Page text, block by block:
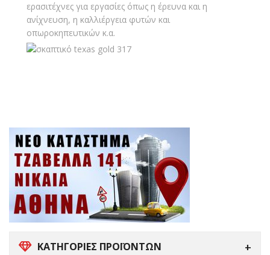
ΚΑΤΗΓΟΡΙΕΣ ΠΡΟΪΟΝΤΩΝ
ερασιτέχνες για εργασίες όπως η έρευνα και η
ανίχνευση, η καλλιέργεια φυτών και
οπωροκηπευτικών κ.α.